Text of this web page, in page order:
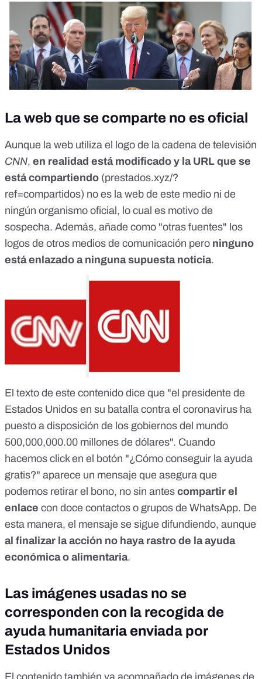
La web que se comparte no es oficial
Aunque la web utiliza el logo de la cadena de televisión
CNN, en realidad está modificado y la URL que se
está compartiendo (prestados.xyz/?
ref=compartidos) no es la web de este medio ni de
ningún organismo oficial, lo cual es motivo de
sospecha. Además, añade como "otras fuentes" los
logos de otros medios de comunicación pero ninguno
está enlazado a ninguna supuesta noticia.
El texto de este contenido dice que "el presidente de
Estados Unidos en su batalla contra el coronavirus ha
puesto a disposición de los gobiernos del mundo
500,000,000.00 millones de dólares". Cuando
hacemos click en el botón "¿Cómo conseguir la ayuda
gratis?" aparece un mensaje que asegura que
podemos retirar el bono, no sin antes compartir el
enlace con doce contactos o grupos de WhatsApp. De
esta manera, el mensaje se sigue difundiendo, aunque
al finalizar la acción no haya rastro de la ayuda
económica o alimentaria.
Las imágenes usadas no se
corresponden con la recogida de
ayuda humanitaria enviada por
Estados Unidos